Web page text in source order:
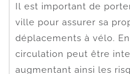
Il est important de
ville pour assurer sa
déplacements à vélo.
circulation peut être
augmentant ainsi les